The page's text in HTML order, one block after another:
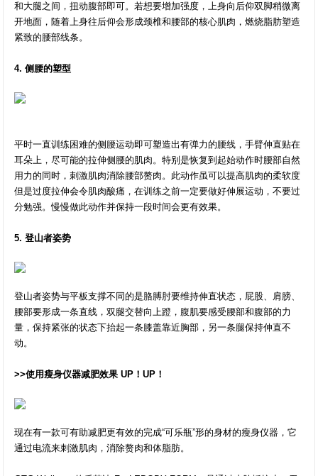
和大腿之间，扭动腹部即可。若想要增加强度，上身向后仰双脚稍微离
开地面，随着上身往后仰会形成颈椎和腰部的核心肌肉，燃烧脂肪塑造
紧致的腰部线条。
4. 侧腰的塑型
平时一直训练困难的侧腰运动即可塑造出有弹力的腰线，手臂伸直贴在
耳朵上，尽可能的拉伸侧腰的肌肉。特别是恢复到起始动作时腰部自然
用力的同时，刺激肌肉消除腰部赘肉。此动作虽可以提高肌肉的柔软度
但是过度拉伸会令肌肉酸痛，在训练之前一定要做好伸展运动，不要过
分勉强。慢慢做此动作并保持一段时间会更有效果。
5. 登山者姿势
登山者姿势与平板支撑不同的是胳膊肘要维持伸直状态，屁股、肩膀、
腰部要形成一条直线，双腿交替向上蹬，腹肌要感受腰部和腹部的力
量，保持紧张的状态下抬起一条膝盖靠近胸部，另一条腿保持伸直不
动。
>>使用瘦身仪器减肥效果 UP！UP！
现在有一款可有助减肥更有效的完成“可乐瓶”形的身材的瘦身仪器，它
通过电流来刺激肌肉，消除赘肉和体脂肪。